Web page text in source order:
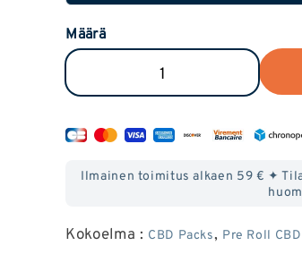
Määrä
rolls
määrää
rolls
Lisää
rolls
määrää
rolls
Ilmainen toimitus alkaen 59 € ✦
Kokoelma : CBD Packs, Pre Roll CBD